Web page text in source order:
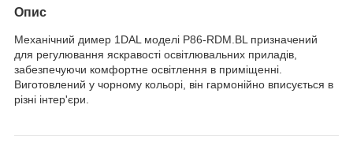
Опис
Механічний димер 1DAL моделі P86-RDM.BL призначений
для регулювання яскравості освітлювальних приладів,
забезпечуючи комфортне освітлення в приміщенні.
Виготовлений у чорному кольорі, він гармонійно вписується в
різні інтер'єри.